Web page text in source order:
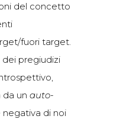
del concetto
fuori target.
dei pregiudizi
da un auto-
negativa di noi